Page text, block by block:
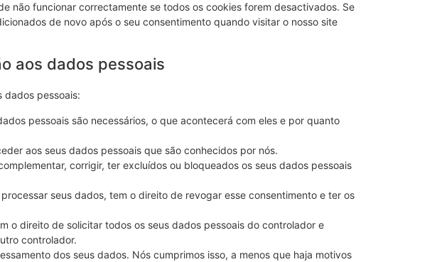
não funcionar correctamente se todos os cookies forem desactivados. Se
de novo após o seu consentimento quando visitar o nosso site
aos dados pessoais
dados pessoais:
pessoais são necessários, o que acontecerá com eles e por quanto
aos seus dados pessoais que são conhecidos por nós.
corrigir, ter excluídos ou bloqueados os seus dados pessoais
seus dados, tem o direito de revogar esse consentimento e ter os
o direito de solicitar todos os seus dados pessoais do controlador e
controlador.
dos seus dados. Nós cumprimos isso, a menos que haja motivos